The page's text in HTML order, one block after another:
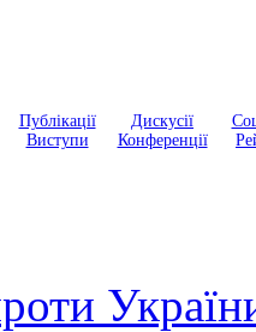
Публікації
Виступи
Дискусії
Конференції